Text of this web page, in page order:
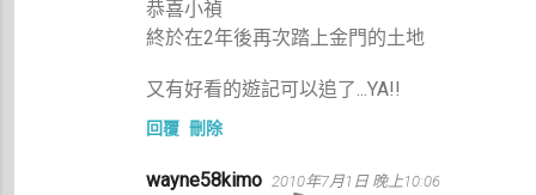
恭喜小禎
終於在2年後再次踏上金門的土地
又有好看的遊記可以追了...YA!!
回覆 刪除
wayne58kimo 2010年7月1日 晚上10:06